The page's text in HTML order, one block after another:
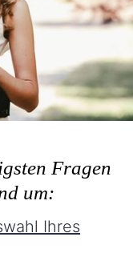
Fragen
um:
Ihres